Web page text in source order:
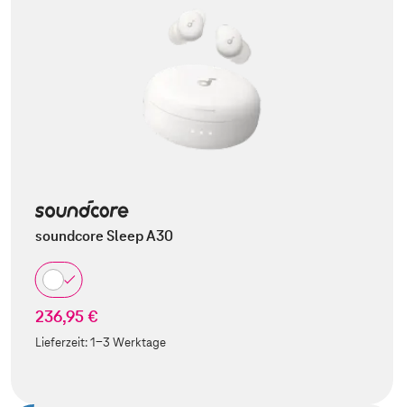
soundcore Sleep A30
236,95 €
Lieferzeit:1-3 Werktage